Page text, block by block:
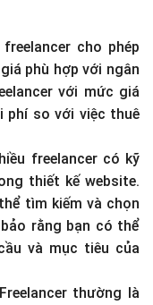
cho phép
phù hợp với ngân
với mức giá
phí so với việc thuê
freelancer có kỹ
thiết kế website.
tìm kiếm và chọn
rằng bạn có thể
và mục tiêu của
thường là